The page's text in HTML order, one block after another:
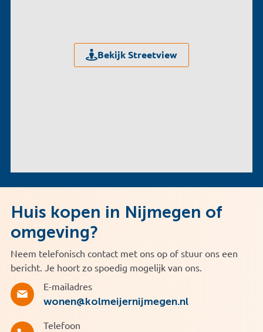
Bekijk Streetview
Huis kopen in Nijmegen of
omgeving?
Neem telefonisch contact met ons op of stuur ons een
bericht. Je hoort zo spoedig mogelijk van ons.
E-mailadres
wonen@kolmeijernijmegen.nl
Telefoon